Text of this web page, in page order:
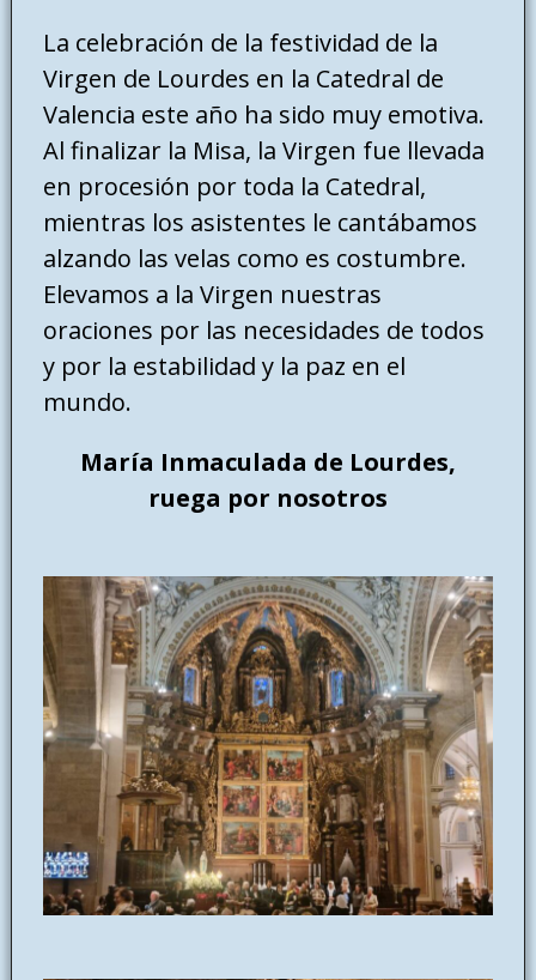
La celebración de la festividad de la
Virgen de Lourdes en la Catedral de
Valencia este año ha sido muy emotiva.
Al finalizar la Misa, la Virgen fue llevada
en procesión por toda la Catedral,
mientras los asistentes le cantábamos
alzando las velas como es costumbre.
Elevamos a la Virgen nuestras
oraciones por las necesidades de todos
y por la estabilidad y la paz en el
mundo.
María Inmaculada de Lourdes,
ruega por nosotros